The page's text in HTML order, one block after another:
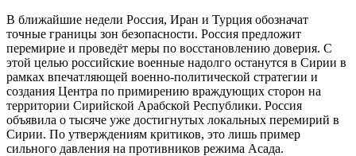
В ближайшие недели Россия, Иран и Турция обозначат
точные границы зон безопасности. Россия предложит
перемирие и проведёт меры по восстановлению доверия. С
этой целью российские военные надолго останутся в Сирии в
рамках впечатляющей военно-политической стратегии и
создания Центра по примирению враждующих сторон на
территории Сирийской Арабской Республики. Россия
объявила о тысяче уже достигнутых локальных перемирий в
Сирии. По утверждениям критиков, это лишь пример
сильного давления на противников режима Асада.